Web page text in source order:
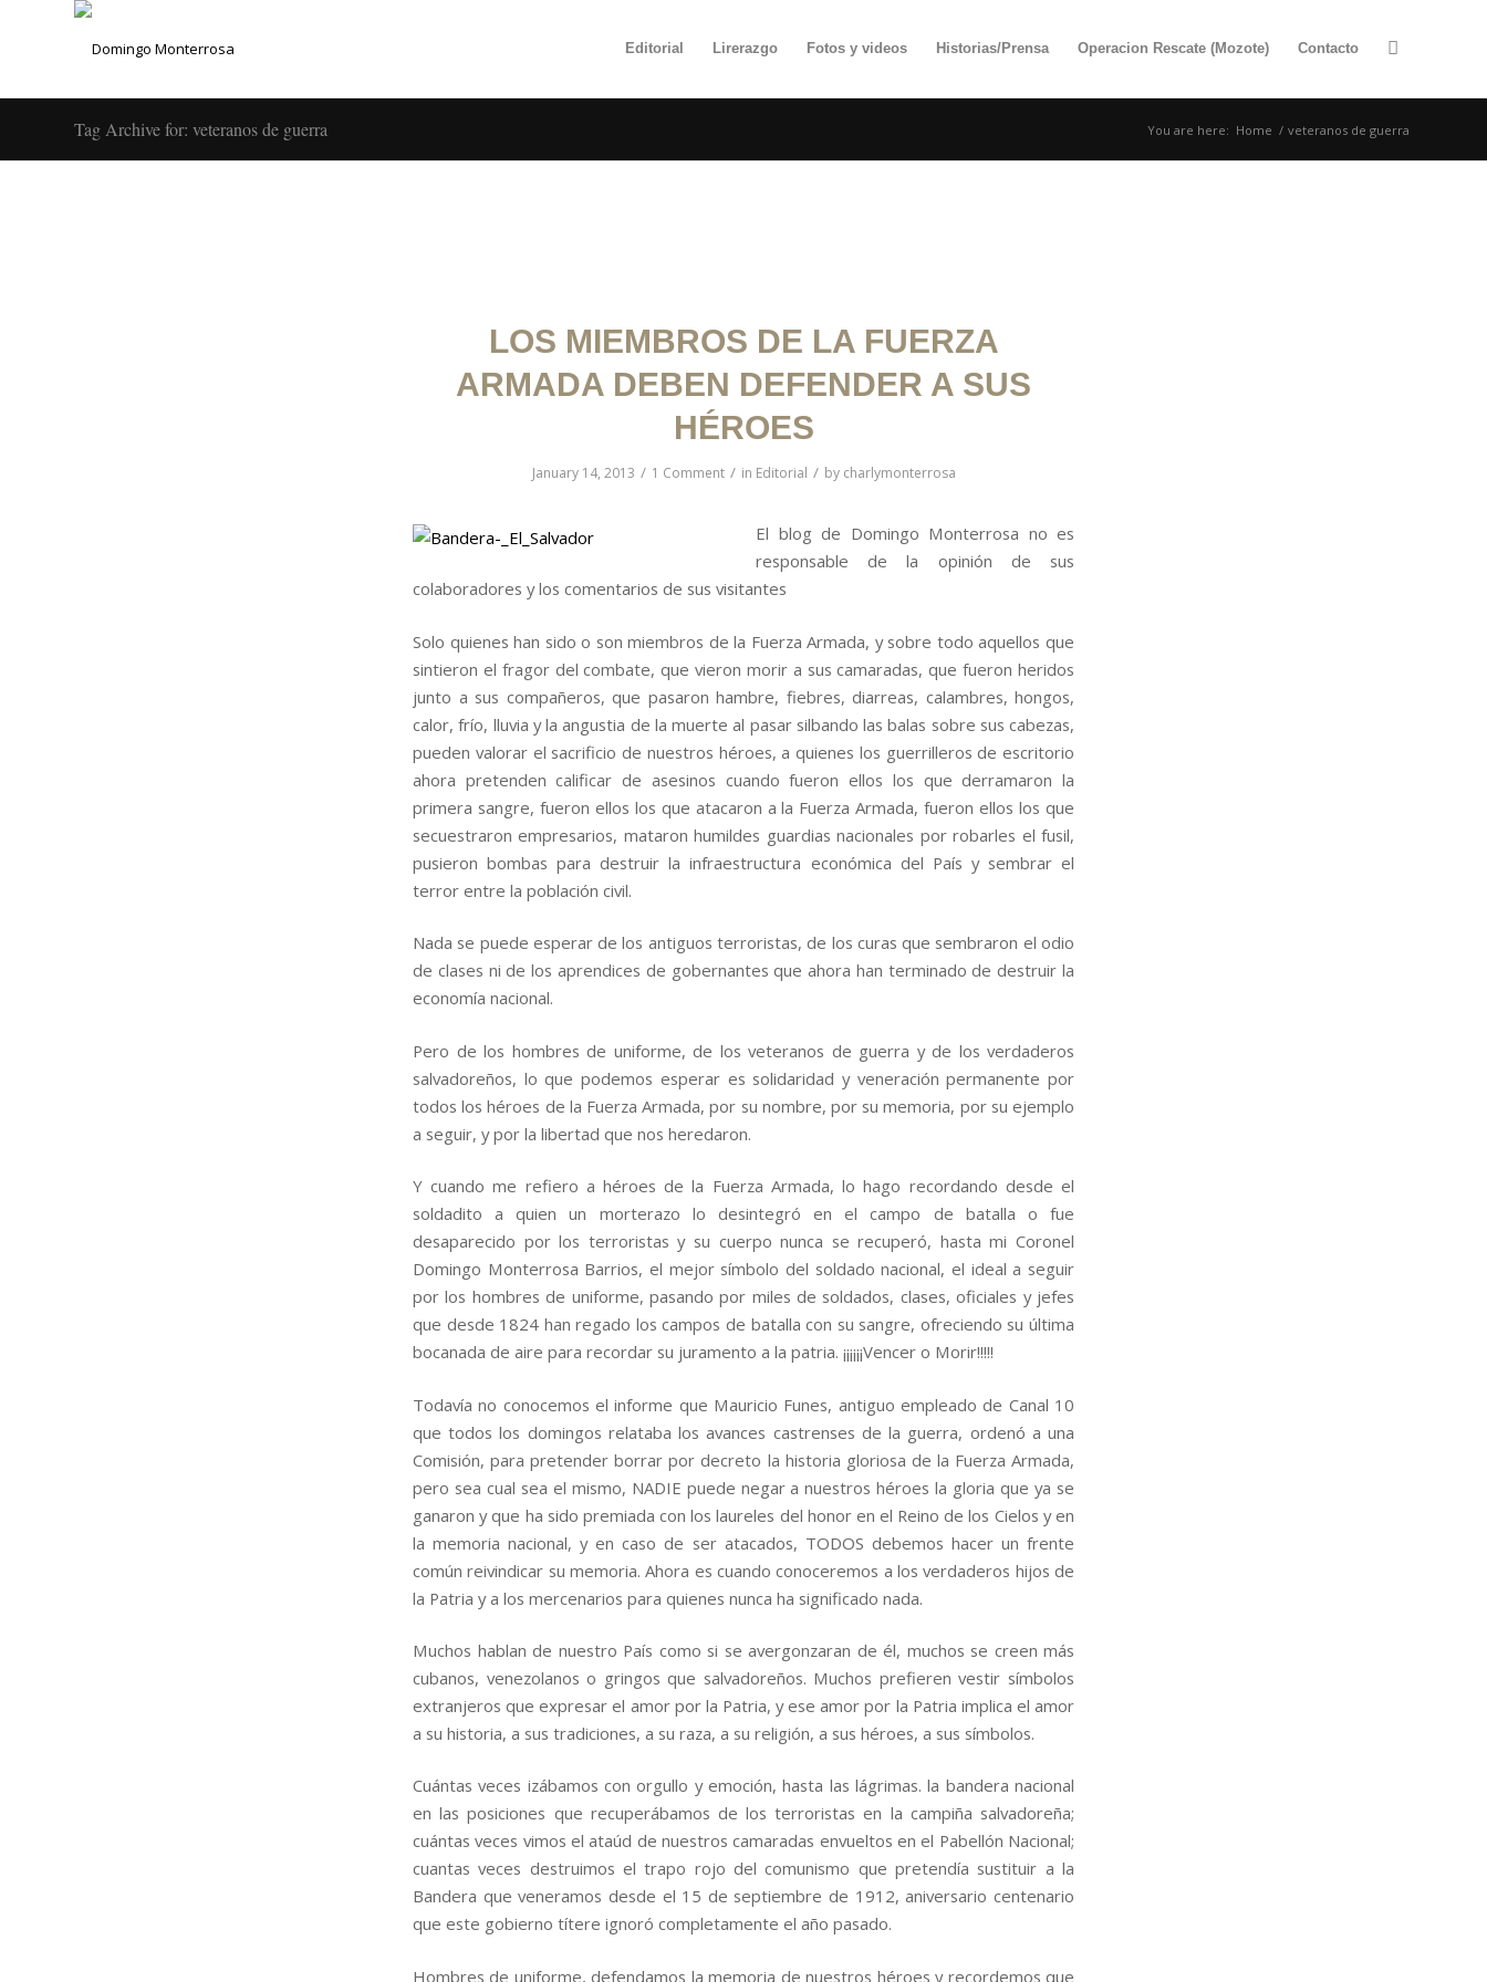
Editorial Lirerazgo Fotos y videos Historias/Prensa Operacion Rescate (Mozote) Contacto
Tag Archive for: veteranos de guerra You are here: Home / veteranos de guerra
LOS MIEMBROS DE LA FUERZA
ARMADA DEBEN DEFENDER A SUS
HÉROES
January 14, 2013 / 1 Comment / in Editorial / by charlymonterrosa
El blog de Domingo Monterrosa no es
responsable de la opinión de sus
colaboradores y los comentarios de sus visitantes
Solo quienes han sido o son miembros de la Fuerza Armada, y sobre todo aquellos que
sintieron el fragor del combate, que vieron morir a sus camaradas, que fueron heridos
junto a sus compañeros, que pasaron hambre, fiebres, diarreas, calambres, hongos,
calor, frío, lluvia y la angustia de la muerte al pasar silbando las balas sobre sus cabezas,
pueden valorar el sacrificio de nuestros héroes, a quienes los guerrilleros de escritorio
ahora pretenden calificar de asesinos cuando fueron ellos los que derramaron la
primera sangre, fueron ellos los que atacaron a la Fuerza Armada, fueron ellos los que
secuestraron empresarios, mataron humildes guardias nacionales por robarles el fusil,
pusieron bombas para destruir la infraestructura económica del País y sembrar el
terror entre la población civil.
Nada se puede esperar de los antiguos terroristas, de los curas que sembraron el odio
de clases ni de los aprendices de gobernantes que ahora han terminado de destruir la
economía nacional.
Pero de los hombres de uniforme, de los veteranos de guerra y de los verdaderos
salvadoreños, lo que podemos esperar es solidaridad y veneración permanente por
todos los héroes de la Fuerza Armada, por su nombre, por su memoria, por su ejemplo
a seguir, y por la libertad que nos heredaron.
Y cuando me refiero a héroes de la Fuerza Armada, lo hago recordando desde el
soldadito a quien un morterazo lo desintegró en el campo de batalla o fue
desaparecido por los terroristas y su cuerpo nunca se recuperó, hasta mi Coronel
Domingo Monterrosa Barrios, el mejor símbolo del soldado nacional, el ideal a seguir
por los hombres de uniforme, pasando por miles de soldados, clases, oficiales y jefes
que desde 1824 han regado los campos de batalla con su sangre, ofreciendo su última
bocanada de aire para recordar su juramento a la patria. ¡¡¡¡¡¡Vencer o Morir!!!!!
Todavía no conocemos el informe que Mauricio Funes, antiguo empleado de Canal 10
que todos los domingos relataba los avances castrenses de la guerra, ordenó a una
Comisión, para pretender borrar por decreto la historia gloriosa de la Fuerza Armada,
pero sea cual sea el mismo, NADIE puede negar a nuestros héroes la gloria que ya se
ganaron y que ha sido premiada con los laureles del honor en el Reino de los Cielos y en
la memoria nacional, y en caso de ser atacados, TODOS debemos hacer un frente
común reivindicar su memoria. Ahora es cuando conoceremos a los verdaderos hijos de
la Patria y a los mercenarios para quienes nunca ha significado nada.
Muchos hablan de nuestro País como si se avergonzaran de él, muchos se creen más
cubanos, venezolanos o gringos que salvadoreños. Muchos prefieren vestir símbolos
extranjeros que expresar el amor por la Patria, y ese amor por la Patria implica el amor
a su historia, a sus tradiciones, a su raza, a su religión, a sus héroes, a sus símbolos.
Cuántas veces izábamos con orgullo y emoción, hasta las lágrimas. la bandera nacional
en las posiciones que recuperábamos de los terroristas en la campiña salvadoreña;
cuántas veces vimos el ataúd de nuestros camaradas envueltos en el Pabellón Nacional;
cuantas veces destruimos el trapo rojo del comunismo que pretendía sustituir a la
Bandera que veneramos desde el 15 de septiembre de 1912, aniversario centenario
que este gobierno títere ignoró completamente el año pasado.
Hombres de uniforme, defendamos la memoria de nuestros héroes y recordemos que